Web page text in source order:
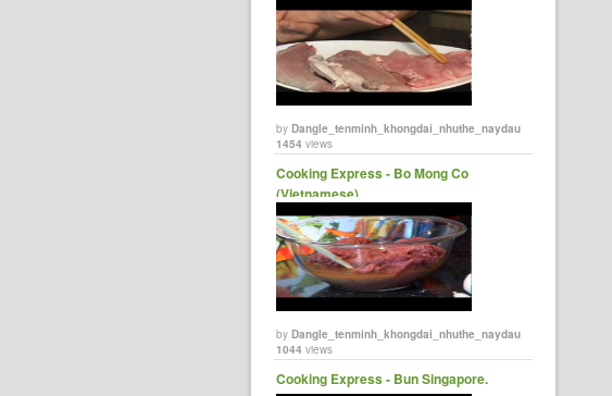
byDangle_tenminh_khongdai_nhuthe_naydau
1454 views
Cooking Express - Bo Mong Co
(Vietnamese)
byDangle_tenminh_khongdai_nhuthe_naydau
1044 views
Cooking Express - Bun Singapore.